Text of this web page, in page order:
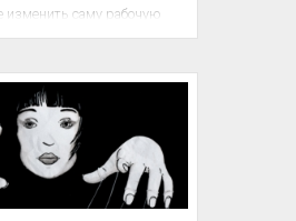
изменить саму рабочую
рассматриваются
физическими
звуком,
Эти методы
не требуют больших
независимо от
поскольку